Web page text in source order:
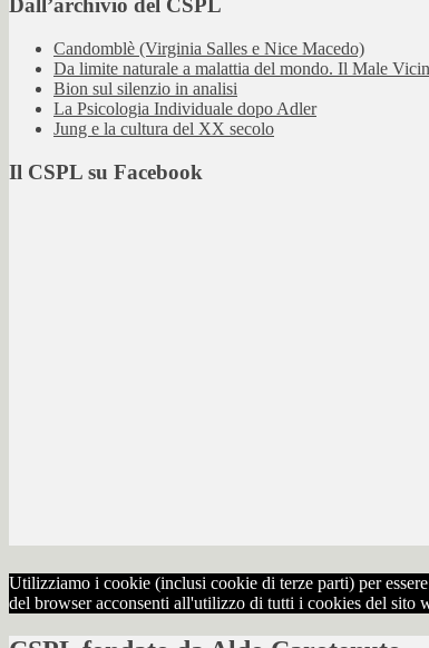
Dall’archivio del CSPL
Candomblè (Virginia Salles e Nice Macedo)
Da limite naturale a malattia del mondo. Il Male
Bion sul silenzio in analisi
La Psicologia Individuale dopo Adler
Jung e la cultura del XX secolo
Il CSPL su Facebook
Utilizziamo i cookie (inclusi cookie di terze parti) per
del browser acconsenti all'utilizzo di tutti i cookies del sito